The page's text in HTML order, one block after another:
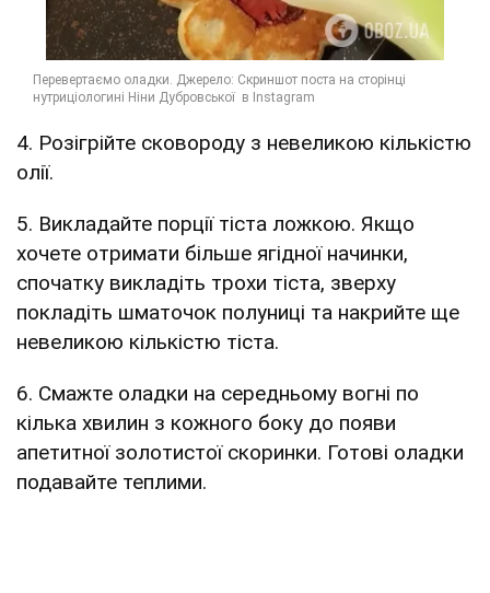
4. Розігрійте сковороду з невеликою кількістю
олії.
5. Викладайте порції тіста ложкою. Якщо
хочете отримати більше ягідної начинки,
спочатку викладіть трохи тіста, зверху
покладіть шматочок полуниці та накрийте ще
невеликою кількістю тіста.
6. Смажте оладки на середньому вогні по
кілька хвилин з кожного боку до появи
апетитної золотистої скоринки. Готові оладки
подавайте теплими.